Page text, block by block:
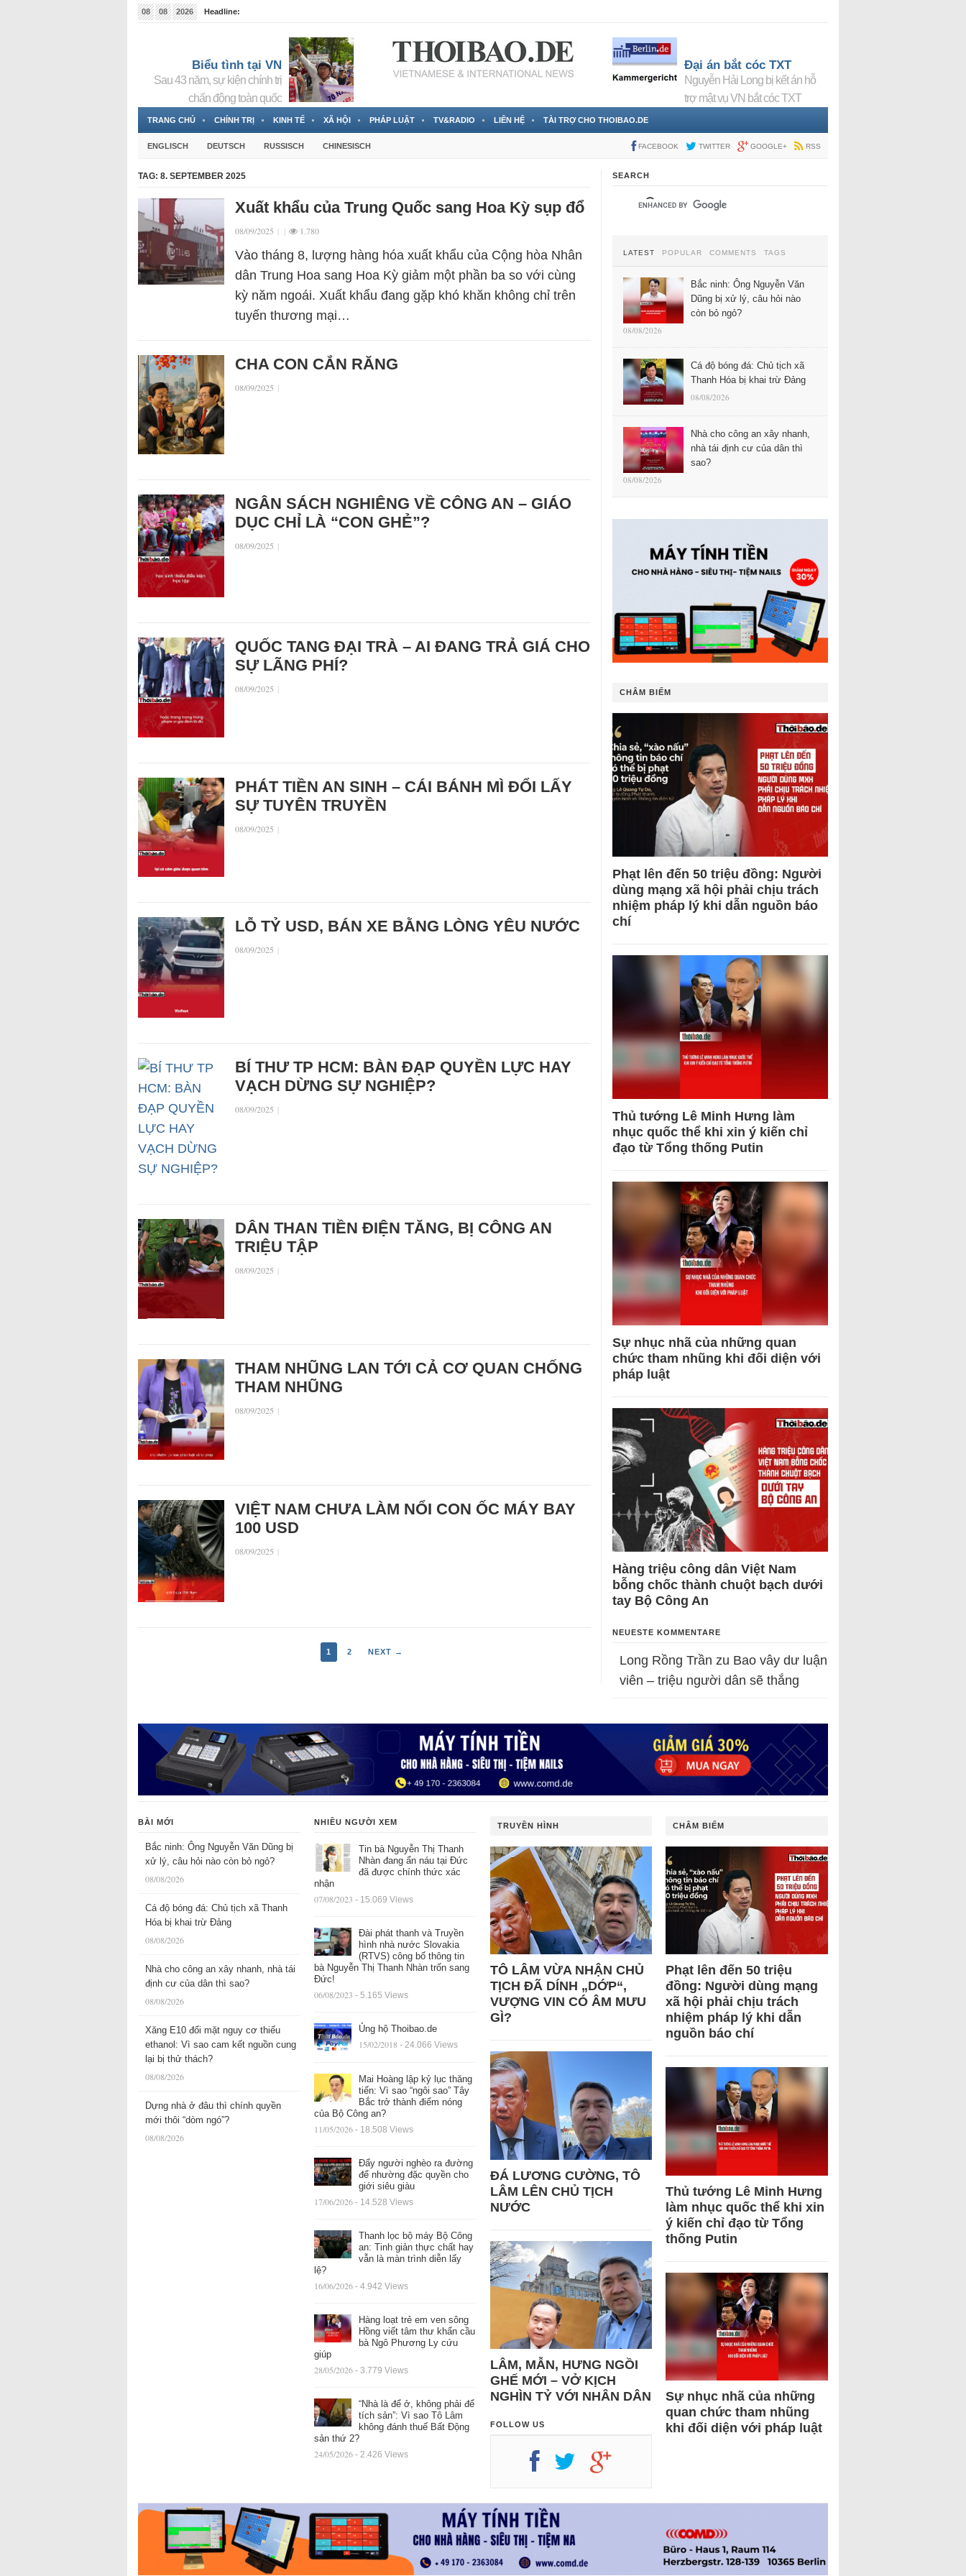
08 08 2026
Headline:
Biểu tình tại VN
Sau 43 năm, sự kiện chính trị
chấn động toàn quốc
Đại án bắt cóc TXT
Nguyễn Hải Long bị kết án hỗ
trợ mật vụ VN bắt cóc TXT
TRANG CHỦ CHÍNH TRỊ KINH TẾ XÃ HỘI PHÁP LUẬT TV&RADIO LIÊN HỆ TÀI TRỢ CHO THOIBAO.DE
ENGLISCH DEUTSCH RUSSISCH CHINESISCH FACEBOOK TWITTER GOOGLE+ RSS
TAG: 8. SEPTEMBER 2025
Xuất khẩu của Trung Quốc sang Hoa Kỳ sụp đổ
08/09/2025 | | 1.780
Vào tháng 8, lượng hàng hóa xuất khẩu của Cộng hòa Nhân
dân Trung Hoa sang Hoa Kỳ giảm một phần ba so với cùng
kỳ năm ngoái. Xuất khẩu đang gặp khó khăn không chỉ trên
tuyến thương mại…
CHA CON CẮN RĂNG
08/09/2025 |
NGÂN SÁCH NGHIÊNG VỀ CÔNG AN – GIÁO
DỤC CHỈ LÀ “CON GHẺ”?
08/09/2025 |
QUỐC TANG ĐẠI TRÀ – AI ĐANG TRẢ GIÁ CHO
SỰ LÃNG PHÍ?
08/09/2025 |
PHÁT TIỀN AN SINH – CÁI BÁNH MÌ ĐỔI LẤY
SỰ TUYÊN TRUYỀN
08/09/2025 |
LỖ TỶ USD, BÁN XE BẰNG LÒNG YÊU NƯỚC
08/09/2025 |
BÍ THƯ TP HCM: BÀN ĐẠP QUYỀN LỰC HAY
VẠCH DỪNG SỰ NGHIỆP?
08/09/2025 |
DÂN THAN TIỀN ĐIỆN TĂNG, BỊ CÔNG AN
TRIỆU TẬP
08/09/2025 |
THAM NHŨNG LAN TỚI CẢ CƠ QUAN CHỐNG
THAM NHŨNG
08/09/2025 |
VIỆT NAM CHƯA LÀM NỔI CON ỐC MÁY BAY
100 USD
08/09/2025 |
1 2 NEXT →
SEARCH
LATEST POPULAR COMMENTS TAGS
Bắc ninh: Ông Nguyễn Văn
Dũng bị xử lý, câu hỏi nào
còn bỏ ngỏ?
08/08/2026
Cá độ bóng đá: Chủ tịch xã
Thanh Hóa bị khai trừ Đảng
08/08/2026
Nhà cho công an xây nhanh,
nhà tái định cư của dân thì
sao?
08/08/2026
CHÂM BIẾM
Phạt lên đến 50 triệu đồng: Người
dùng mạng xã hội phải chịu trách
nhiệm pháp lý khi dẫn nguồn báo
chí
Thủ tướng Lê Minh Hưng làm
nhục quốc thể khi xin ý kiến chỉ
đạo từ Tổng thống Putin
Sự nhục nhã của những quan
chức tham nhũng khi đối diện với
pháp luật
Hàng triệu công dân Việt Nam
bỗng chốc thành chuột bạch dưới
tay Bộ Công An
NEUESTE KOMMENTARE
Long Rồng Trần zu Bao vây dư luận
viên – triệu người dân sẽ thắng
BÀI MỚI
Bắc ninh: Ông Nguyễn Văn Dũng bị
xử lý, câu hỏi nào còn bỏ ngỏ?
08/08/2026
Cá độ bóng đá: Chủ tịch xã Thanh
Hóa bị khai trừ Đảng
08/08/2026
Nhà cho công an xây nhanh, nhà tái
định cư của dân thì sao?
08/08/2026
Xăng E10 đối mặt nguy cơ thiếu
ethanol: Vì sao cam kết nguồn cung
lại bị thử thách?
08/08/2026
Dựng nhà ở đâu thì chính quyền
mới thôi “dòm ngó”?
08/08/2026
NHIỀU NGƯỜI XEM
Tin bà Nguyễn Thị Thanh
Nhàn đang ẩn náu tại Đức
đã được chính thức xác
nhận
07/08/2023 - 15.069 Views
Đài phát thanh và Truyền
hình nhà nước Slovakia
(RTVS) công bố thông tin
bà Nguyễn Thị Thanh Nhàn trốn sang
Đức!
06/08/2023 - 5.165 Views
Ủng hộ Thoibao.de
15/02/2018 - 24.066 Views
Mai Hoàng lập kỷ lục thăng
tiến: Vì sao “ngôi sao” Tây
Bắc trở thành điểm nóng
của Bộ Công an?
11/05/2026 - 18.508 Views
Đẩy người nghèo ra đường
để nhường đặc quyền cho
giới siêu giàu
17/06/2026 - 14.528 Views
Thanh lọc bộ máy Bộ Công
an: Tinh giản thực chất hay
vẫn là màn trình diễn lấy
lệ?
16/06/2026 - 4.942 Views
Hàng loạt trẻ em ven sông
Hồng viết tâm thư khẩn cầu
bà Ngô Phương Ly cứu
giúp
28/05/2026 - 3.779 Views
“Nhà là để ở, không phải để
tích sản”: Vì sao Tô Lâm
không đánh thuế Bất Động
sản thứ 2?
24/05/2026 - 2.426 Views
TRUYỀN HÌNH
TÔ LÂM VỪA NHẬN CHỦ
TỊCH ĐÃ DÍNH „DỚP“,
VƯỢNG VIN CÓ ÂM MƯU
GÌ?
ĐÁ LƯƠNG CƯỜNG, TÔ
LÂM LÊN CHỦ TỊCH
NƯỚC
LÂM, MẪN, HƯNG NGỒI
GHẾ MỚI – VỞ KỊCH
NGHÌN TỶ VỚI NHÂN DÂN
FOLLOW US
CHÂM BIẾM
Phạt lên đến 50 triệu
đồng: Người dùng mạng
xã hội phải chịu trách
nhiệm pháp lý khi dẫn
nguồn báo chí
Thủ tướng Lê Minh Hưng
làm nhục quốc thể khi xin
ý kiến chỉ đạo từ Tổng
thống Putin
Sự nhục nhã của những
quan chức tham nhũng
khi đối diện với pháp luật